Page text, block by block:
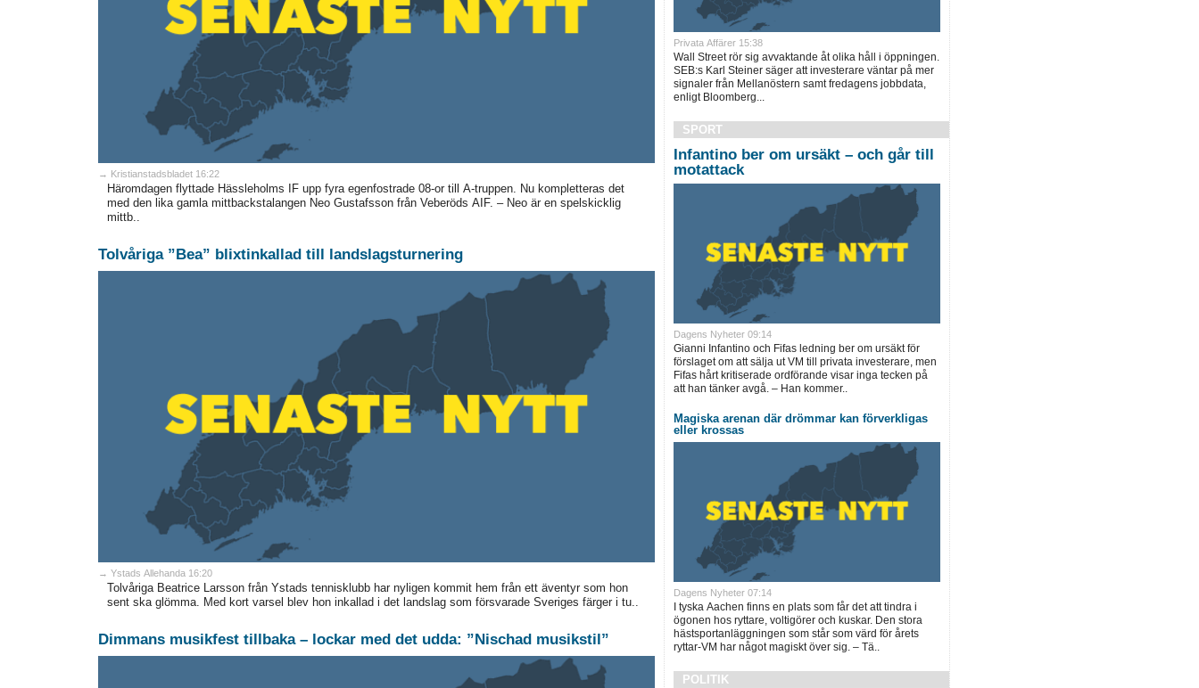
→ Kristianstadsbladet 16:22
Häromdagen flyttade Hässleholms IF upp fyra egenfostrade 08-or till A-truppen. Nu kompletteras det
med den lika gamla mittbackstalangen Neo Gustafsson från Veberöds AIF. – Neo är en spelskicklig
mittb..
Tolvåriga ”Bea” blixtinkallad till landslagsturnering
→ Ystads Allehanda 16:20
Tolvåriga Beatrice Larsson från Ystads tennisklubb har nyligen kommit hem från ett äventyr som hon
sent ska glömma. Med kort varsel blev hon inkallad i det landslag som försvarade Sveriges färger i tu..
Dimmans musikfest tillbaka – lockar med det udda: ”Nischad musikstil”
Privata Affärer 15:38
Wall Street rör sig avvaktande åt olika håll i öppningen.
SEB:s Karl Steiner säger att investerare väntar på mer
signaler från Mellanöstern samt fredagens jobbdata,
enligt Bloomberg...
SPORT
Infantino ber om ursäkt – och går till
motattack
Dagens Nyheter 09:14
Gianni Infantino och Fifas ledning ber om ursäkt för
förslaget om att sälja ut VM till privata investerare, men
Fifas hårt kritiserade ordförande visar inga tecken på
att han tänker avgå. – Han kommer..
Magiska arenan där drömmar kan förverkligas
eller krossas
Dagens Nyheter 07:14
I tyska Aachen finns en plats som får det att tindra i
ögonen hos ryttare, voltigörer och kuskar. Den stora
hästsportanläggningen som står som värd för årets
ryttar-VM har något magiskt över sig. – Tä..
POLITIK